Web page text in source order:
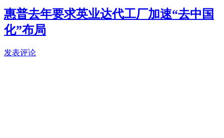
惠普去年要求英业达代工厂加速“去中国
化”布局
发表评论